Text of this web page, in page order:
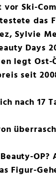
Ski-
testete das
Sylvie
Days
legt Ost-
seit
nach 17
OP?
Figur-